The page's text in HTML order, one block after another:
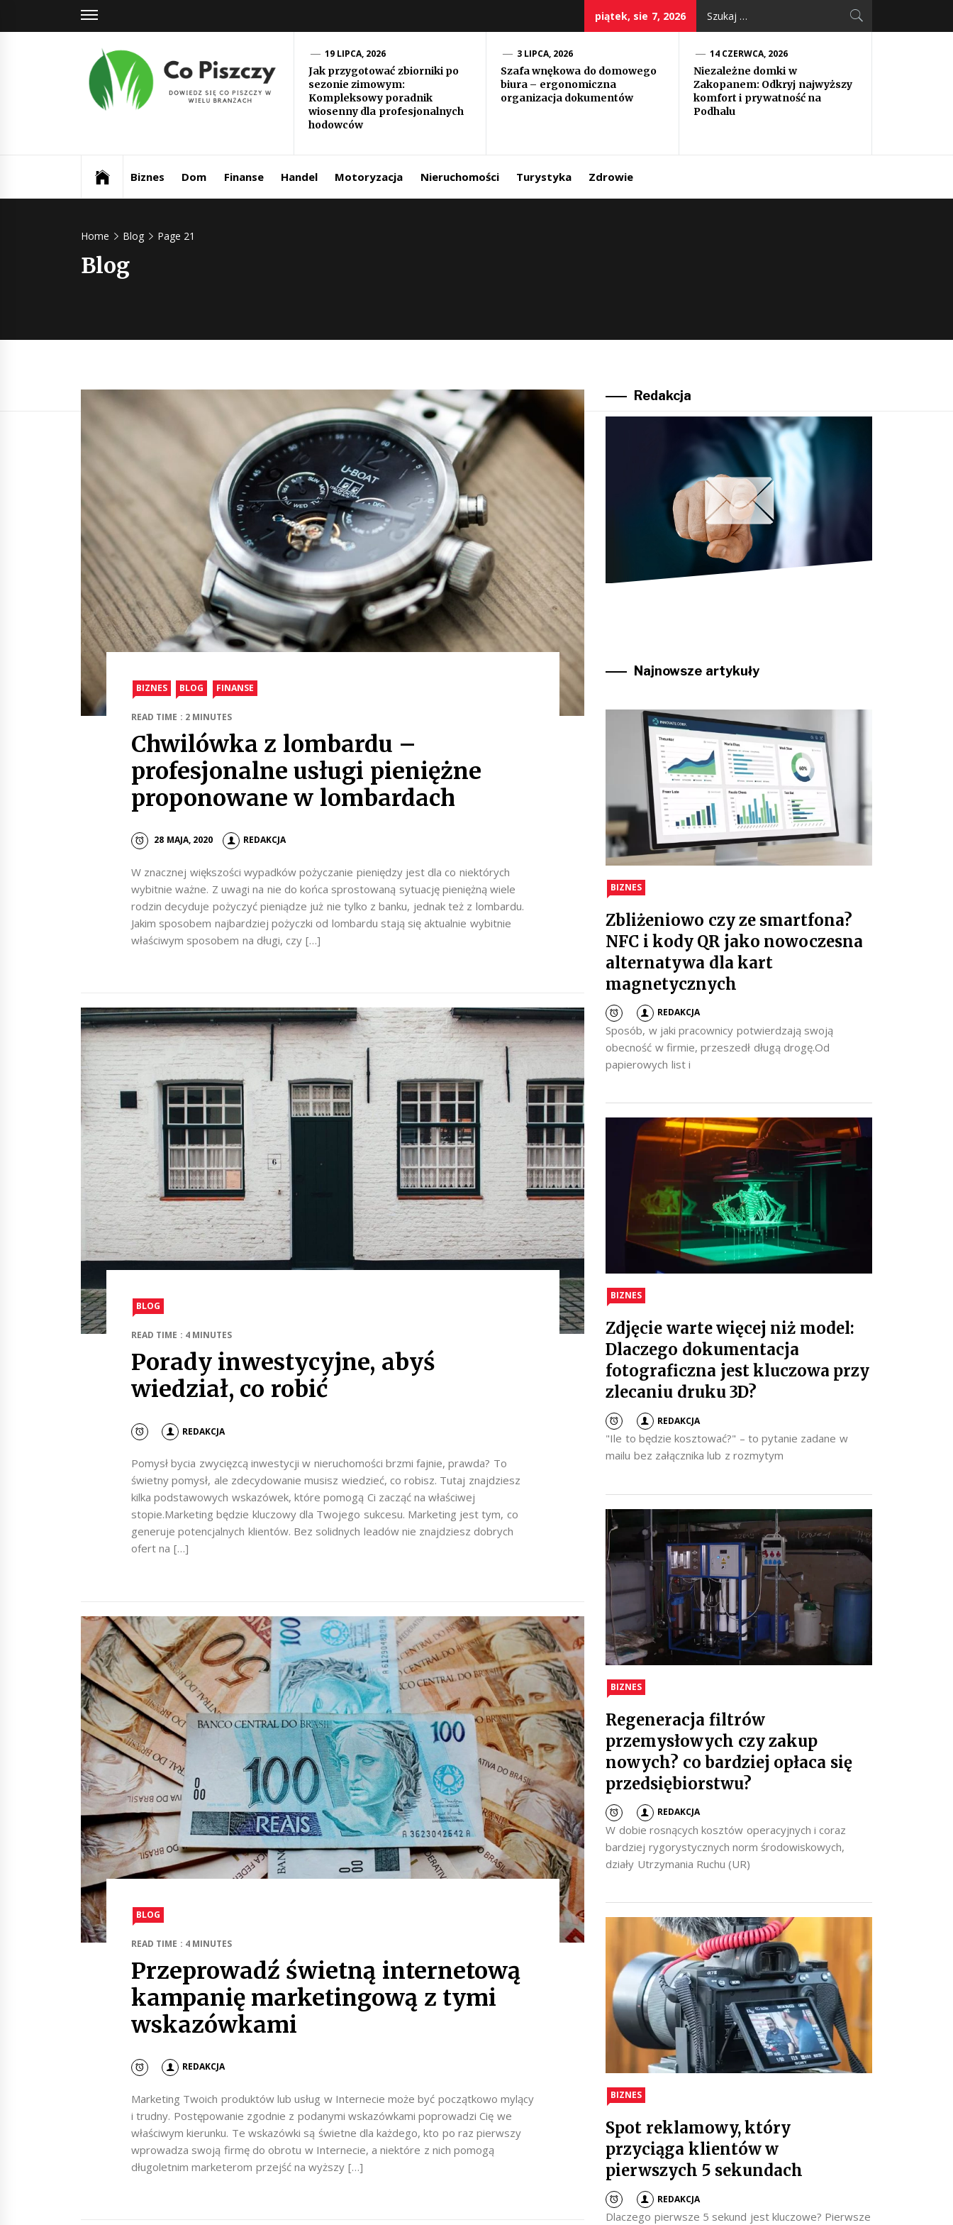
piątek, sie 7, 2026
Szukaj:
Co
Piszczy
19 LIPCA, 2026
Jak przygotować zbiorniki po
sezonie zimowym:
Kompleksowy poradnik
wiosenny dla profesjonalnych
hodowców
3 LIPCA, 2026
Szafa wnękowa do domowego
biura – ergonomiczna
organizacja dokumentów
14 CZERWCA, 2026
Niezależne domki w
Zakopanem: Odkryj najwyższy
komfort i prywatność na
Podhalu
Biznes Dom Finanse Handel Motoryzacja Nieruchomości Turystyka Zdrowie
Home Blog Page 21
Blog
BIZNES BLOG FINANSE
READ TIME : 2 MINUTES
Chwilówka z lombardu –
profesjonalne usługi pieniężne
proponowane w lombardach
28 MAJA, 2020 REDAKCJA
W znacznej większości wypadków pożyczanie pieniędzy jest dla co niektórych
wybitnie ważne. Z uwagi na nie do końca sprostowaną sytuację pieniężną wiele
rodzin decyduje pożyczyć pieniądze już nie tylko z banku, jednak też z lombardu.
Jakim sposobem najbardziej pożyczki od lombardu stają się aktualnie wybitnie
właściwym sposobem na długi, czy […]
BLOG
READ TIME : 4 MINUTES
Porady inwestycyjne, abyś
wiedział, co robić
REDAKCJA
Pomysł bycia zwycięzcą inwestycji w nieruchomości brzmi fajnie, prawda? To
świetny pomysł, ale zdecydowanie musisz wiedzieć, co robisz. Tutaj znajdziesz
kilka podstawowych wskazówek, które pomogą Ci zacząć na właściwej
stopie.Marketing będzie kluczowy dla Twojego sukcesu. Marketing jest tym, co
generuje potencjalnych klientów. Bez solidnych leadów nie znajdziesz dobrych
ofert na […]
BLOG
READ TIME : 4 MINUTES
Przeprowadź świetną internetową
kampanię marketingową z tymi
wskazówkami
REDAKCJA
Marketing Twoich produktów lub usług w Internecie może być początkowo mylący
i trudny. Postępowanie zgodnie z podanymi wskazówkami poprowadzi Cię we
właściwym kierunku. Te wskazówki są świetne dla każdego, kto po raz pierwszy
wprowadza swoją firmę do obrotu w Internecie, a niektóre z nich pomogą
długoletnim marketerom przejść na wyższy […]
Redakcja
Najnowsze artykuły
BIZNES
Zbliżeniowo czy ze smartfona?
NFC i kody QR jako nowoczesna
alternatywa dla kart
magnetycznych
REDAKCJA
Sposób, w jaki pracownicy potwierdzają swoją
obecność w firmie, przeszedł długą drogę.Od
papierowych list i
BIZNES
Zdjęcie warte więcej niż model:
Dlaczego dokumentacja
fotograficzna jest kluczowa przy
zlecaniu druku 3D?
REDAKCJA
"Ile to będzie kosztować?" – to pytanie zadane w
mailu bez załącznika lub z rozmytym
BIZNES
Regeneracja filtrów
przemysłowych czy zakup
nowych? co bardziej opłaca się
przedsiębiorstwu?
REDAKCJA
W dobie rosnących kosztów operacyjnych i coraz
bardziej rygorystycznych norm środowiskowych,
działy Utrzymania Ruchu (UR)
BIZNES
Spot reklamowy, który
przyciąga klientów w
pierwszych 5 sekundach
REDAKCJA
Dlaczego pierwsze 5 sekund jest kluczowe? Pierwsze